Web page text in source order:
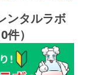
ンタルラボ
）